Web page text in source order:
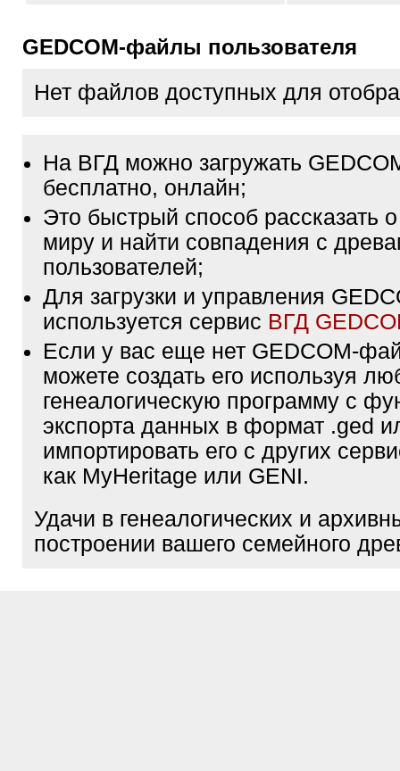
GEDCOM-файлы пользователя
Нет файлов доступных для
На ВГД можно загружать
бесплатно, онлайн;
Это быстрый способ рассказать
миру и найти совпадения с
пользователей;
Для загрузки и управления
используется сервис ВГД
Если у вас еще нет GEDCOM-
можете создать его используя
генеалогическую программу с
экспорта данных в формат .ged
импортировать его с других
как MyHeritage или GENI.
Удачи в генеалогических и
построении вашего семейного